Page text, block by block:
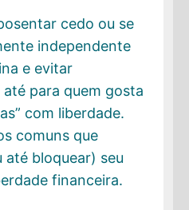
cedo ou se
independente
e evitar
para quem gosta
com liberdade.
comuns que
bloquear) seu
financeira.